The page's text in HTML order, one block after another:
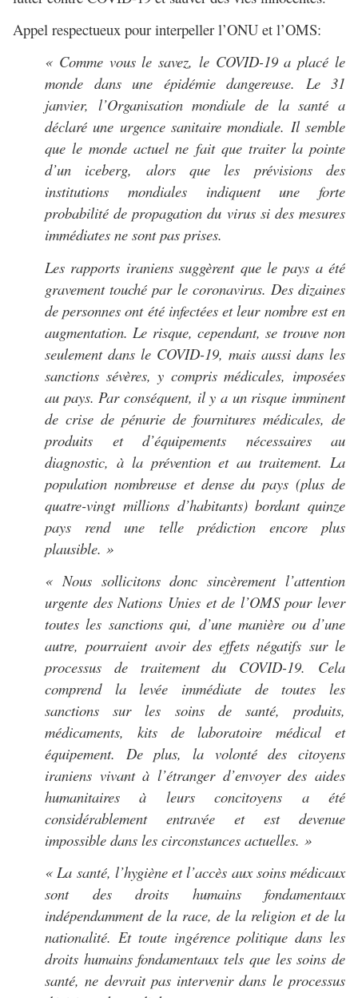
Appel respectueux pour interpeller l’ONU et l’OMS:
« Comme vous le savez, le COVID-19 a placé le
monde dans une épidémie dangereuse. Le 31
janvier, l’Organisation mondiale de la santé a
déclaré une urgence sanitaire mondiale. Il semble
que le monde actuel ne fait que traiter la pointe
d’un iceberg, alors que les prévisions des
institutions mondiales indiquent une forte
probabilité de propagation du virus si des mesures
immédiates ne sont pas prises.
Les rapports iraniens suggèrent que le pays a été
gravement touché par le coronavirus. Des dizaines
de personnes ont été infectées et leur nombre est en
augmentation. Le risque, cependant, se trouve non
seulement dans le COVID-19, mais aussi dans les
sanctions sévères, y compris médicales, imposées
au pays. Par conséquent, il y a un risque imminent
de crise de pénurie de fournitures médicales, de
produits et d’équipements nécessaires au
diagnostic, à la prévention et au traitement. La
population nombreuse et dense du pays (plus de
quatre-vingt millions d’habitants) bordant quinze
pays rend une telle prédiction encore plus
plausible. »
« Nous sollicitons donc sincèrement l’attention
urgente des Nations Unies et de l’OMS pour lever
toutes les sanctions qui, d’une manière ou d’une
autre, pourraient avoir des effets négatifs sur le
processus de traitement du COVID-19. Cela
comprend la levée immédiate de toutes les
sanctions sur les soins de santé, produits,
médicaments, kits de laboratoire médical et
équipement. De plus, la volonté des citoyens
iraniens vivant à l’étranger d’envoyer des aides
humanitaires à leurs concitoyens a été
considérablement entravée et est devenue
impossible dans les circonstances actuelles. »
« La santé, l’hygiène et l’accès aux soins médicaux
sont des droits humains fondamentaux
indépendamment de la race, de la religion et de la
nationalité. Et toute ingérence politique dans les
droits humains fondamentaux tels que les soins de
santé, ne devrait pas intervenir dans le processus